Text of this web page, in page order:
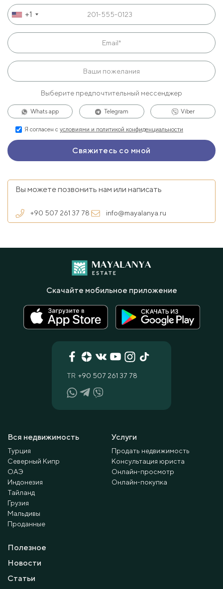
+1
Выберите предпочтительный мессенджер
Whats app Telegram Viber
Я согласен с условиями и политикой конфиденциальности
Вы можете позвонить нам или написать
+90 507 261 37 78 info@mayalanya.ru
Вся недвижимость
Турция
Северный Кипр
ОАЭ
Индонезия
Тайланд
Грузия
Мальдивы
Проданные
Услуги
Продать недвижимость
Консультация юриста
Онлайн-просмотр
Онлайн-покупка
Полезное
Новости
Статьи
TR +90 507 261 37 78
Скачайте мобильное приложение